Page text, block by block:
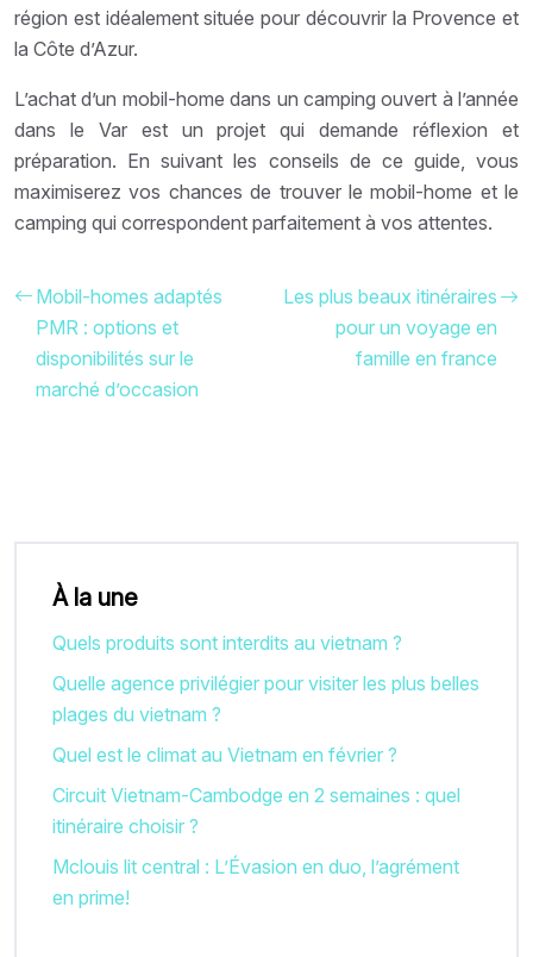
région est idéalement située pour découvrir la Provence et
la Côte d’Azur.
L’achat d’un mobil-home dans un camping ouvert à l’année
dans le Var est un projet qui demande réflexion et
préparation. En suivant les conseils de ce guide, vous
maximiserez vos chances de trouver le mobil-home et le
camping qui correspondent parfaitement à vos attentes.
Mobil-homes adaptés
PMR : options et
disponibilités sur le
marché d’occasion
Les plus beaux itinéraires
pour un voyage en
famille en france
À la une
Quels produits sont interdits au vietnam ?
Quelle agence privilégier pour visiter les plus belles
plages du vietnam ?
Quel est le climat au Vietnam en février ?
Circuit Vietnam-Cambodge en 2 semaines : quel
itinéraire choisir ?
Mclouis lit central : L’Évasion en duo, l’agrément
en prime!